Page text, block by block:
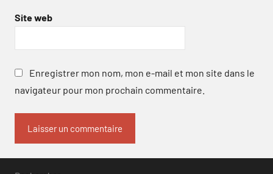
Site web
Enregistrer mon nom, mon e-mail et mon site dans le
navigateur pour mon prochain commentaire.